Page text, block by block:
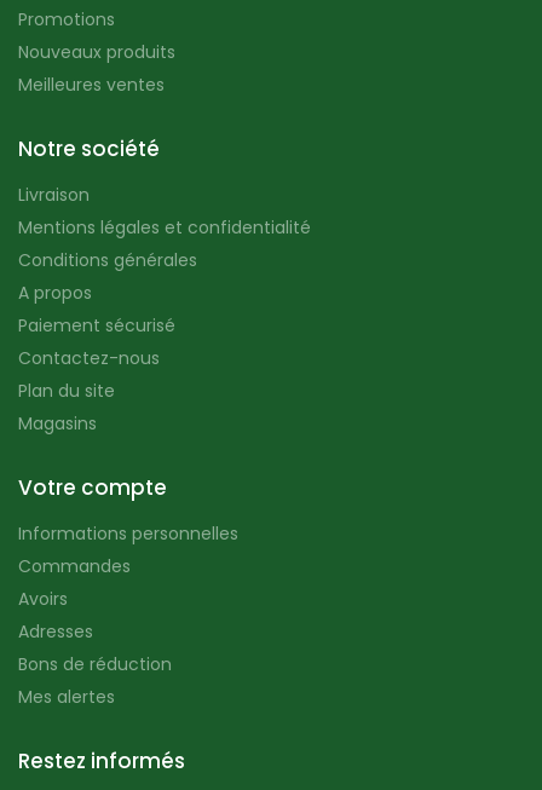
Promotions
Nouveaux produits
Meilleures ventes
Notre société
Livraison
Mentions légales et confidentialité
Conditions générales
A propos
Paiement sécurisé
Contactez-nous
Plan du site
Magasins
Votre compte
Informations personnelles
Commandes
Avoirs
Adresses
Bons de réduction
Mes alertes
Restez informés